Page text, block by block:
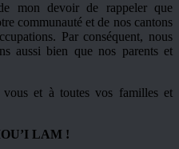
mon devoir de rappeler que
communauté et de nos cantons
Par conséquent, nous
aussi bien que nos parents et
et à toutes vos familles et
LAM !